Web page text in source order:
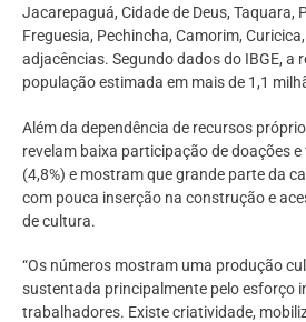
Jacarepaguá, Cidade de Deus, Taquara,
Freguesia, Pechincha, Camorim,
adjacências. Segundo dados do IBGE, a
população estimada em mais de 1,1
Além da dependência de recursos
revelam baixa participação de doações
(4,8%) e mostram que grande parte da
com pouca inserção na construção e
de cultura.
“Os números mostram uma produção
sustentada principalmente pelo esforço
trabalhadores. Existe criatividade,